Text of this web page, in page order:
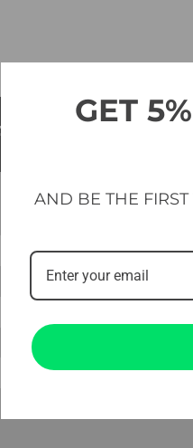
GET
AND BE THE